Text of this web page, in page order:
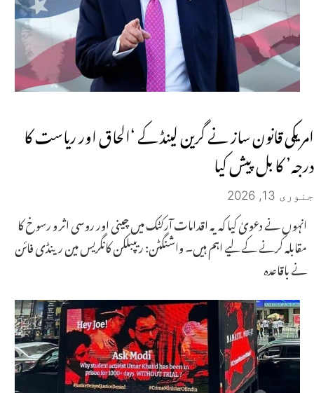
امریکی قانون ساز نے گرین لینڈ کے ‘الحاق اور ریاست کا
درجہ’ کا بل پیش کیا
جنوری 13, 2026
انہوں نے دعویٰ کیا کہ یہ اقدامات آرکٹک میں چینی اور روسی اثر و رسوخ کا
مقابلہ کرنے کے لیے اہم ہیں۔ واشنگٹن: ریپبلکن کانگریس مین رینڈی فائن
نے باقاعدہ